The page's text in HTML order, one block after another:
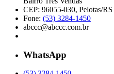
CEP: 96055-030, Pelotas/RS
Fone: (53) 3284-1450
abccc@abccc.com.br
WhatsApp